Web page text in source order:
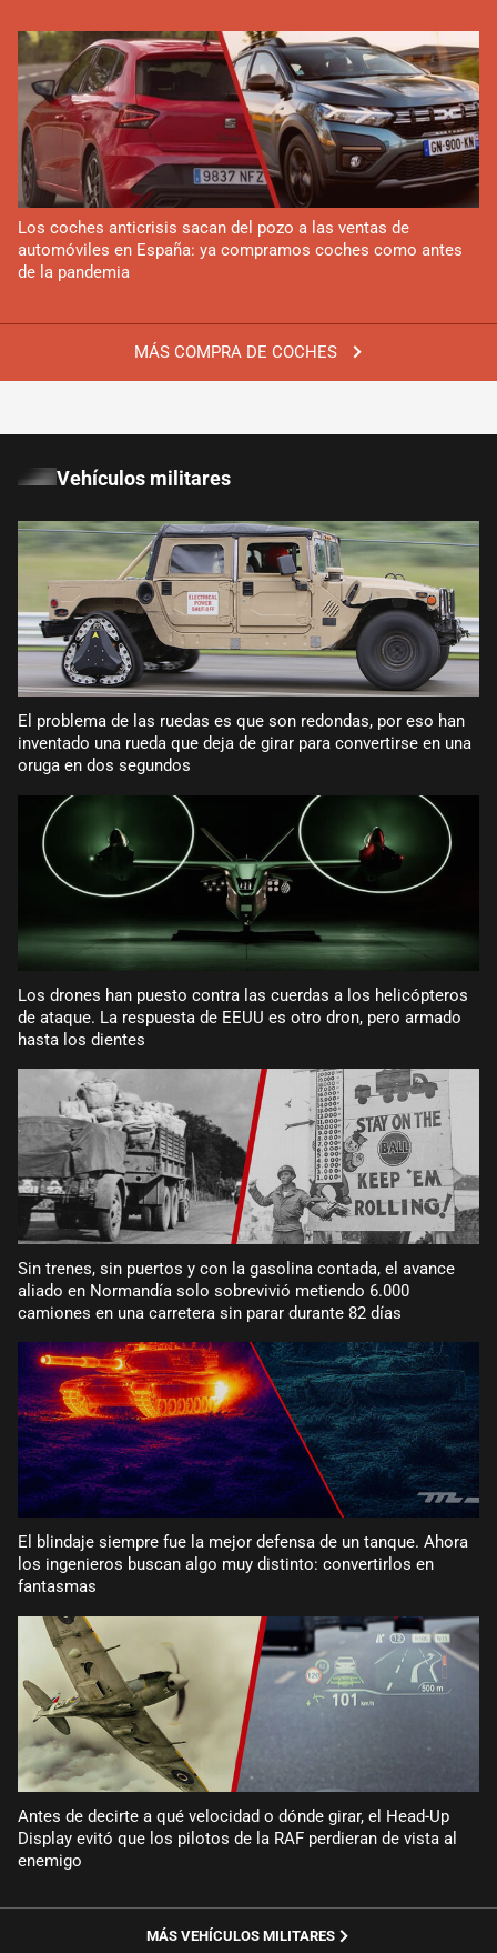
MÁS COMPRA DE COCHES
Los coches anticrisis sacan del pozo a las ventas de
automóviles en España: ya compramos coches como antes
de la pandemia
Vehículos militares
El problema de las ruedas es que son redondas, por eso han
inventado una rueda que deja de girar para convertirse en una
oruga en dos segundos
Los drones han puesto contra las cuerdas a los helicópteros
de ataque. La respuesta de EEUU es otro dron, pero armado
hasta los dientes
Sin trenes, sin puertos y con la gasolina contada, el avance
aliado en Normandía solo sobrevivió metiendo 6.000
camiones en una carretera sin parar durante 82 días
El blindaje siempre fue la mejor defensa de un tanque. Ahora
los ingenieros buscan algo muy distinto: convertirlos en
fantasmas
Antes de decirte a qué velocidad o dónde girar, el Head-Up
Display evitó que los pilotos de la RAF perdieran de vista al
enemigo
MÁS VEHÍCULOS MILITARES